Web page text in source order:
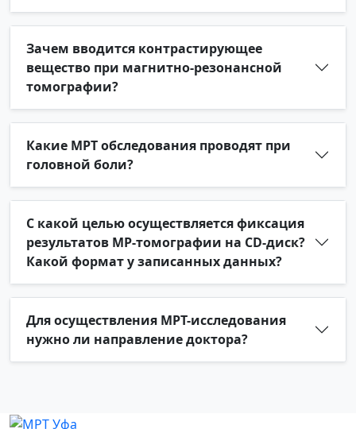
Зачем вводится контрастирующее
вещество при магнитно-резонансной
томографии?
Какие МРТ обследования проводят при
головной боли?
С какой целью осуществляется фиксация
результатов МР-томографии на CD-диск?
Какой формат у записанных данных?
Для осуществления МРТ-исследования
нужно ли направление доктора?